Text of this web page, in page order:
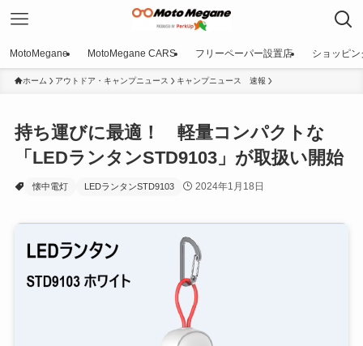
MotoMegane MotoMegane CARS フリーペーパー設置店 ショッピン
ホーム アウトドア・キャンプニュース キャンプニュース 速報
持ち運びに最適！ 軽量コンパクトな
「LEDランタンSTD9103」が取扱い開始
懐中電灯 LEDランタンSTD9103 2024年1月18日